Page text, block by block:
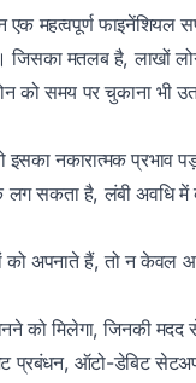
महत्वपूर्ण
मतलब है, लाखों
को समय पर चुकाना
नकारात्मक प्रभाव
सकता है, लंबी अवधि में
को अपनाते हैं, तो न केवल
को मिलेगा, जिनकी
प्रबंधन, ऑटो-डेबिट